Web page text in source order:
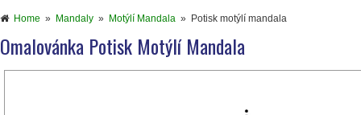
Home » Mandaly » Motýlí Mandala » Potisk motýlí mandala
Omalovánka Potisk Motýlí Mandala